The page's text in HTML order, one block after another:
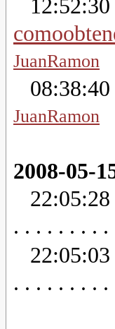
12:52:30
JuanRamon
08:38:40
JuanRamon
2008-05-
22:05:28
. . . . . . . . .
22:05:03
. . . . . . . . .